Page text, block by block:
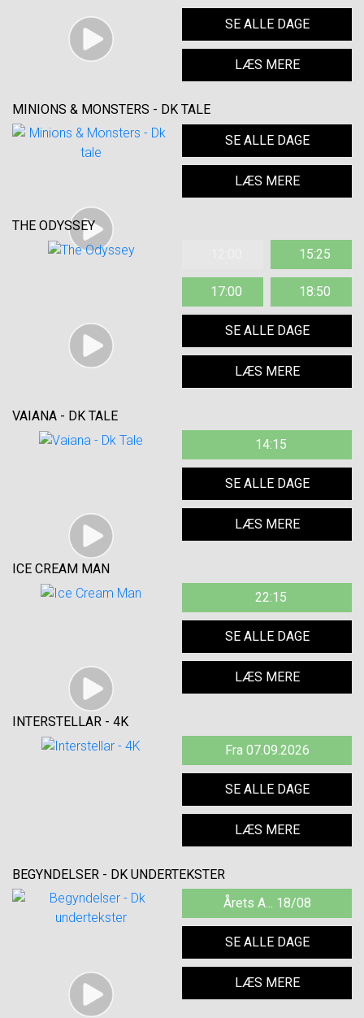
SE ALLE DAGE
LÆS MERE
MINIONS & MONSTERS - DK TALE
SE ALLE DAGE
LÆS MERE
THE ODYSSEY
15:25
17:00 18:50
SE ALLE DAGE
LÆS MERE
VAIANA - DK TALE
14:15
SE ALLE DAGE
LÆS MERE
ICE CREAM MAN
22:15
SE ALLE DAGE
LÆS MERE
INTERSTELLAR - 4K
Fra 07.09.2026
SE ALLE DAGE
LÆS MERE
BEGYNDELSER - DK UNDERTEKSTER
Årets A... 18/08
SE ALLE DAGE
LÆS MERE